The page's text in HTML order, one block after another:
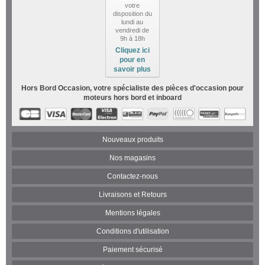
votre
disposition du
lundi au
vendredi de
9h à 18h
Cliquez ici
pour en
savoir plus
Hors Bord Occasion, votre spécialiste des pièces d'occasion pour
moteurs hors bord et inboard
Nouveaux produits
Nos magasins
Contactez-nous
Livraisons et Retours
Mentions légales
Conditions d'utilisation
Paiement sécurisé